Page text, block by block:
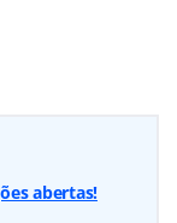
abertas!